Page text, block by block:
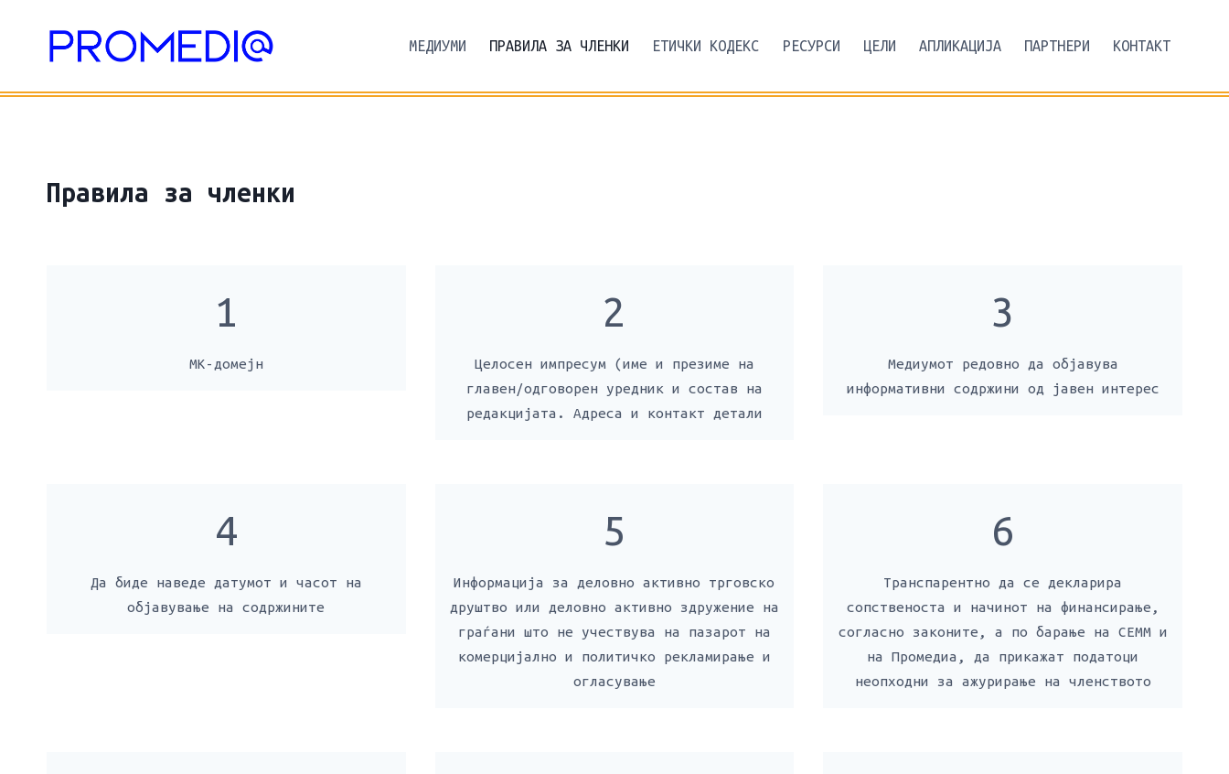
content
МЕДИУМИ ПРАВИЛА ЗА ЧЛЕНКИ ЕТИЧКИ КОДЕКС РЕСУРСИ ЦЕЛИ АПЛИКАЦИЈА ПАРТНЕРИ КОНТАКТ
Правила за членки
1
МК-домејн
2
Целосен импресум (име и презиме на
главен/одговорен уредник и состав на
редакцијата. Адреса и контакт детали
3
Медиумот редовно да објавува
информативни содржини од јавен интерес
4
Да биде наведе датумот и часот на
објавување на содржините
5
Информација за деловно активно трговско
друштво или деловно активно здружение на
граѓани што не учествува на пазарот на
комерцијално и политичко рекламирање и
огласување
6
Транспарентно да се декларира
сопственоста и начинот на финансирање,
согласно законите, а по барање на СЕММ и
на Промедиа, да прикажат податоци
неопходни за ажурирање на членството